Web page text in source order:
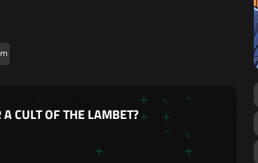
CULT OF THE LAMBET?